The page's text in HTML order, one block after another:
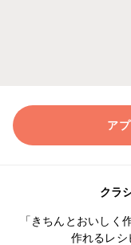
ア
クラ
「きちんとおいしく
作れるレシ